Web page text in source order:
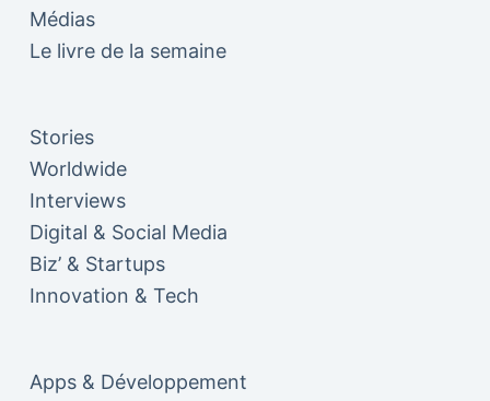
Médias
Le livre de la semaine
Stories
Worldwide
Interviews
Digital & Social Media
Biz’ & Startups
Innovation & Tech
Apps & Développement